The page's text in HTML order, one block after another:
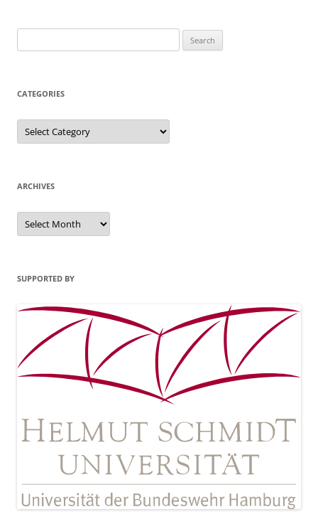
for:
CATEGORIES
Categories
ARCHIVES
Archives
SUPPORTED BY